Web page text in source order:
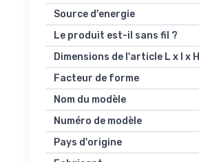
Source d'energie
Le produit est-il sans fil ?
Dimensions de l'article L x l x H
Facteur de forme
Nom du modèle
Numéro de modèle
Pays d'origine